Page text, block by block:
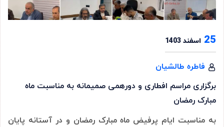
25 اسفند 1403
فاطره طالشیان
برگزاری مراسم افطاری و دورهمی صمیمانه به مناسبت ماه
مبارک رمضان
به مناسبت ایام پرفیض ماه مبارک رمضان و در آستانه پایان